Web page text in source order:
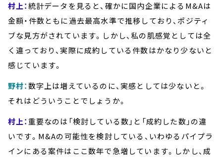
村上：統計データを見ると、確かに国内企業によるM&Aは
金額・件数ともに過去最高水準で推移しており、ポジティ
ブな見方がされています。しかし、私の肌感覚としては全
く違っており、実際に成約している件数はかなり少ないと
感じています。
野村：数字上は増えているのに、実感としては少ないと。
それはどういうことでしょうか。
村上：重要なのは「検討している数」と「成約した数」の違
いです。M&Aの可能性を検討している、いわゆるパイプラ
インにある案件はここ数年で急増しています。しかし、成